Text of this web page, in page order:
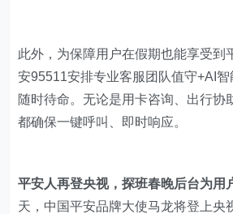
此外，为保障用户在假期也能享受到
安95511安排专业客服团队值守+AI
随时待命。无论是用卡咨询、出行协
都确保一键呼叫、即时响应。
平安人再登央视，探班春晚后台为用
天，中国平安品牌大使马龙将登上央